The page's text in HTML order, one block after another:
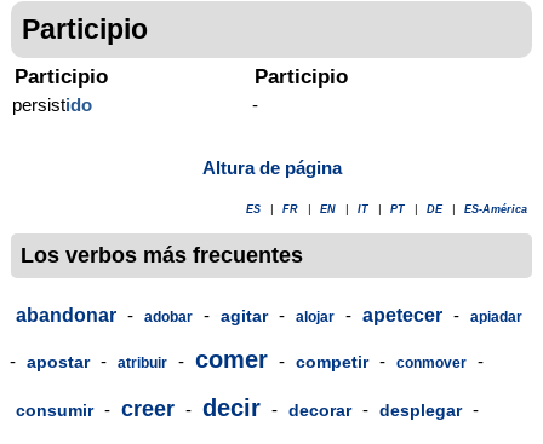
Participio
Participio
persistido
Participio
-
Altura de página
ES FR EN IT PT DE ES-América
Los verbos más frecuentes
abandonar - adobar - agitar - alojar - apetecer - apiadar
- apostar - atribuir - comer - competir - conmover -
consumir - creer - decir - decorar - desplegar -